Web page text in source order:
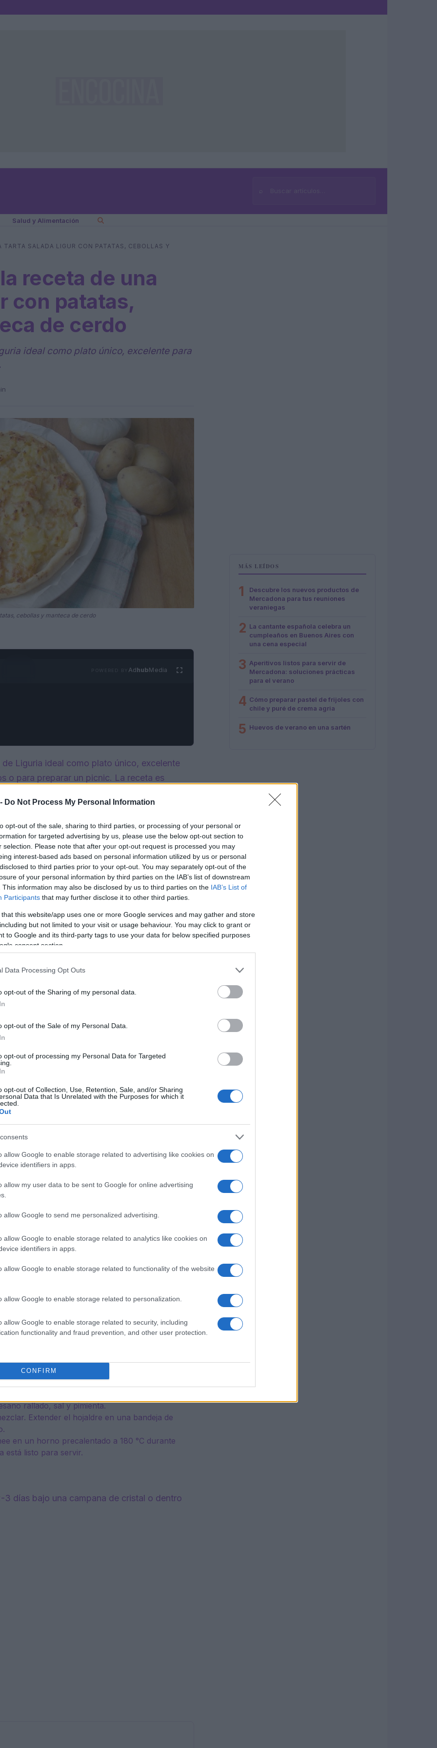
Do Not Process My Personal Information
opt-out of the sale, sharing to third parties, or processing of your personal or
for targeted advertising by us, please use the below opt-out section to
selection. Please note that after your opt-out request is processed you may
interest-based ads based on personal information utilized by us or personal
to third parties prior to your opt-out. You may separately opt-out of the
of your personal information by third parties on the IAB’s list of downstream
This information may also be disclosed by us to third parties on the IAB’s List of
Participants that may further disclose it to other third parties.
that this website/app uses one or more Google services and may gather and store
but not limited to your visit or usage behaviour. You may click to grant or
to Google and its third-party tags to use your data for below specified purposes
consent section.
Data Processing Opt Outs
opt-out of the Sharing of my personal data.
opt-out of the Sale of my Personal Data.
opt-out of processing my Personal Data for Targeted
opt-out of Collection, Use, Retention, Sale, and/or Sharing
Data that Is Unrelated with the Purposes for which it
allow Google to enable storage related to advertising like cookies on
identifiers in apps.
allow my user data to be sent to Google for online advertising
allow Google to send me personalized advertising.
allow Google to enable storage related to analytics like cookies on
identifiers in apps.
allow Google to enable storage related to functionality of the website
allow Google to enable storage related to personalization.
allow Google to enable storage related to security, including
functionality and fraud prevention, and other user protection.
CONFIRM
⌕Buscar
Salud y Alimentación
SALADA LIGUR CON PATATAS, CEBOLLAS Y
receta de una
con patatas,
de cerdo
ideal como plato único, excelente para
cebollas y manteca de cerdo
AdhubMedia
Liguria ideal como plato único, excelente
o para preparar un picnic. La receta es
en nuestra preparación haremos la base
manteca de cerdo y huevos. El nombre
según algunos, se llamó así por la
a quien le encantaba, mientras que
que mejor lo hacían. En cualquier caso, se
que gustará a todo el mundo.
durante unos minutos en agua hirviendo
puede hacer la baciocca con una base de
la mezcla de agua y harina por una
la manteca de cerdo por mantequilla si no la
para probar, recetas típicas dulces y
en rodajas finas.
fría y sal. Derretir la manteca de cerdo en una
rodajas y cocinar durante unos minutos con una
10 minutos, añadiendo un poco de agua.
rallado, sal y pimienta.
Extender el hojaldre en una bandeja de
en un horno precalentado a 180 °C durante
está listo para servir.
días bajo una campana de cristal o dentro
MÁS LEÍDOS
1
Descubre los nuevos productos de
Mercadona para tus reuniones
veraniegas
2 La cantante española celebra un
cumpleaños en Buenos Aires con
una cena especial
3 Aperitivos listos para servir de
Mercadona: soluciones prácticas
para el verano
4 Cómo preparar pastel de frijoles con
chile y puré de crema agria
5 Huevos de verano en una sartén